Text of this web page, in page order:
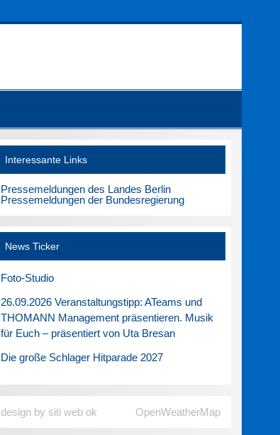
Interessante Links
Pressemeldungen des Landes Berlin
Pressemeldungen der Bundesregierung
News Ticker
Foto-Studio
26.09.2026 Veranstaltungstipp: ATeams und
THOMANN Management präsentieren. Musik
für Euch – präsentiert von Uta Bresan
Die große Schlager Hitparade 2027
design by siti web ok OpenWeatherMap